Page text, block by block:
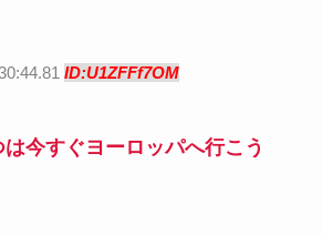
ID:U1ZFFf7OM
今すぐヨーロッパへ行こう